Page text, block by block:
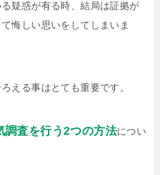
疑惑が有る時、結局は証拠が
悔しい思いをしてしまいま
える事はとても重要です。
調査を行う2つの方法につい